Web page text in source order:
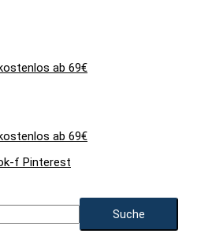
ab 69€
ab 69€
f Pinterest